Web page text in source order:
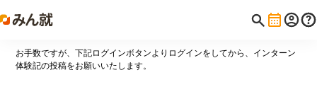
お手数ですが、下記ログインボタンよりログインをしてから、インターン
体験記の投稿をお願いいたします。